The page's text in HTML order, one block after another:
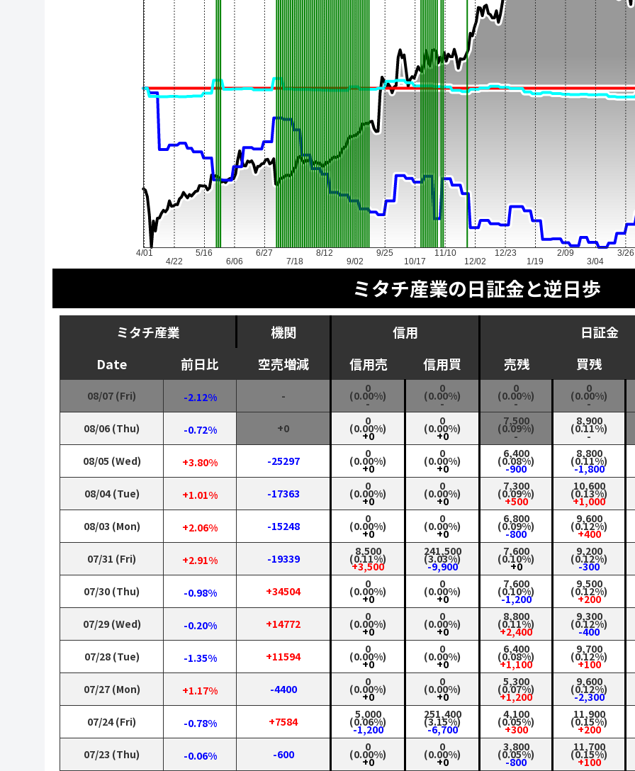
4/01
4/22
5/16
6/06
6/27
7/18
8/12
9/02
9/25
10/17
11/10
12/02
12/23
1/19
2/09
3/04
3/26
ミタチ産業の日証金と逆日歩
ミタチ産業 機関 信用
日証金
Date
前日比 空売増減 信用売 信用買 売残 買残
08/07 (Fri) -2.12% -
0
(0.00%)
-
0
(0.00%)
-
0
(0.00%)
-
0
(0.00%)
-
08/06 (Thu)
-0.72% +0
0
(0.00%)
+0
0
(0.00%)
+0
7,500
(0.09%)
-
8,900
(0.11%)
-
08/05 (Wed)
+3.80% -25297
0
(0.00%)
+0
0
(0.00%)
+0
6,400
(0.08%)
-900
8,800
(0.11%)
-1,800
08/04 (Tue)
+1.01% -17363
0
(0.00%)
+0
0
(0.00%)
+0
7,300
(0.09%)
+500
10,600
(0.13%)
+1,000
08/03 (Mon)
+2.06% -15248
0
(0.00%)
+0
0
(0.00%)
+0
6,800
(0.09%)
-800
9,600
(0.12%)
+400
07/31 (Fri)
+2.91% -19339
8,500
(0.11%)
+3,500
241,500
(3.03%)
-9,900
7,600
(0.10%)
+0
9,200
(0.12%)
-300
07/30 (Thu)
-0.98% +34504
0
(0.00%)
+0
0
(0.00%)
+0
7,600
(0.10%)
-1,200
9,500
(0.12%)
+200
07/29 (Wed)
-0.20% +14772
0
(0.00%)
+0
0
(0.00%)
+0
8,800
(0.11%)
+2,400
9,300
(0.12%)
-400
07/28 (Tue)
-1.35% +11594
0
(0.00%)
+0
0
(0.00%)
+0
6,400
(0.08%)
+1,100
9,700
(0.12%)
+100
07/27 (Mon)
+1.17% -4400
0
(0.00%)
+0
0
(0.00%)
+0
5,300
(0.07%)
+1,200
9,600
(0.12%)
-2,300
07/24 (Fri)
-0.78% +7584
5,000
(0.06%)
-1,200
251,400
(3.15%)
-6,700
4,100
(0.05%)
+300
11,900
(0.15%)
+200
07/23 (Thu)
-0.06% -600
0
(0.00%)
+0
0
(0.00%)
+0
3,800
(0.05%)
-800
11,700
(0.15%)
+100